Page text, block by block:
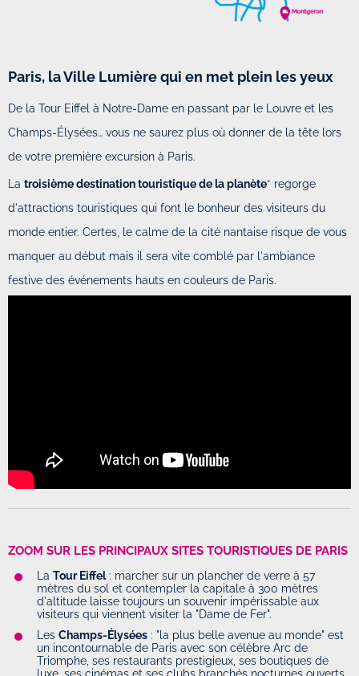
Paris, la Ville Lumière qui en met plein les yeux
De la Tour Eiffel à Notre-Dame en passant par le Louvre et les
Champs-Élysées… vous ne saurez plus où donner de la tête lors
de votre première excursion à Paris.
La troisième destination touristique de la planète* regorge
d'attractions touristiques qui font le bonheur des visiteurs du
monde entier. Certes, le calme de la cité nantaise risque de vous
manquer au début mais il sera vite comblé par l'ambiance
festive des événements hauts en couleurs de Paris.
ZOOM SUR LES PRINCIPAUX SITES TOURISTIQUES DE PARIS
La Tour Eiffel: marcher sur un plancher de verre à 57
mètres du sol et contempler la capitale à 300 mètres
d'altitude laisse toujours un souvenir impérissable aux
visiteurs qui viennent visiter la "Dame de Fer".
Les Champs-Élysées : "la plus belle avenue au monde" est
un incontournable de Paris avec son célèbre Arc de
Triomphe, ses restaurants prestigieux, ses boutiques de
luxe, ses cinémas et ses clubs branchés nocturnes ouverts